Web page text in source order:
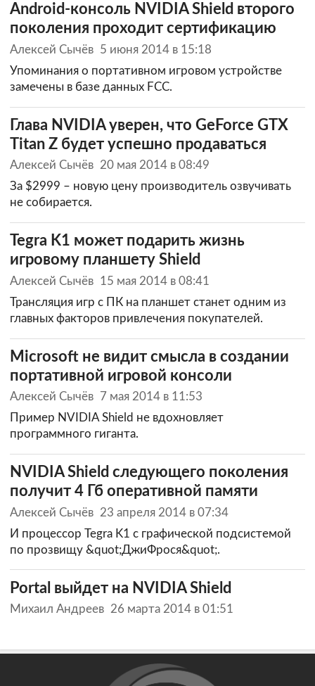
Android-консоль NVIDIA Shield второго
поколения проходит сертификацию
Алексей Сычёв 5 июня 2014 в 15:18
Упоминания о портативном игровом устройстве
замечены в базе данных FCC.
Глава NVIDIA уверен, что GeForce GTX
Titan Z будет успешно продаваться
Алексей Сычёв 20 мая 2014 в 08:49
За $2999 – новую цену производитель озвучивать
не собирается.
Tegra K1 может подарить жизнь
игровому планшету Shield
Алексей Сычёв 15 мая 2014 в 08:41
Трансляция игр с ПК на планшет станет одним из
главных факторов привлечения покупателей.
Microsoft не видит смысла в создании
портативной игровой консоли
Алексей Сычёв 7 мая 2014 в 11:53
Пример NVIDIA Shield не вдохновляет
программного гиганта.
NVIDIA Shield следующего поколения
получит 4 Гб оперативной памяти
Алексей Сычёв 23 апреля 2014 в 07:34
И процессор Tegra K1 с графической подсистемой
по прозвищу &quot;ДжиФрося&quot;.
Portal выйдет на NVIDIA Shield
Михаил Андреев 26 марта 2014 в 01:51